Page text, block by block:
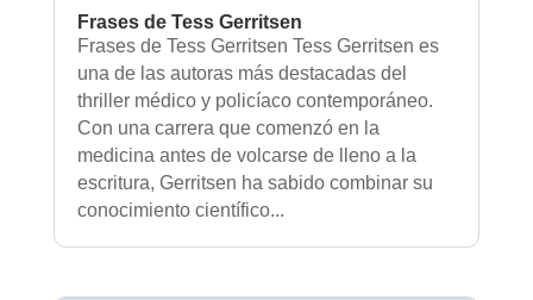
Frases de Tess Gerritsen
Frases de Tess Gerritsen Tess Gerritsen es
una de las autoras más destacadas del
thriller médico y policíaco contemporáneo.
Con una carrera que comenzó en la
medicina antes de volcarse de lleno a la
escritura, Gerritsen ha sabido combinar su
conocimiento científico...